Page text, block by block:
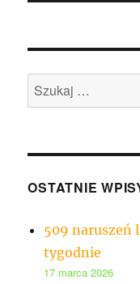
Szukaj:
OSTATNIE
509 naruszeń
tygodnie
17 marca 2026